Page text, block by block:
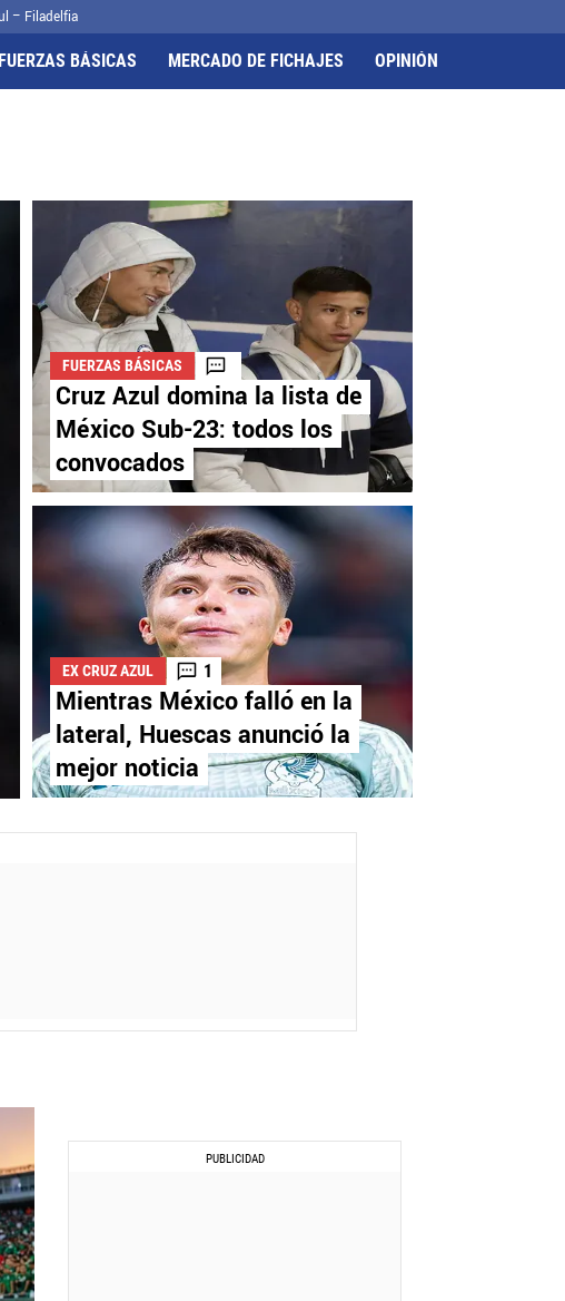
– Filadelfia
FUERZAS BÁSICAS MERCADO DE FICHAJES OPINIÓN
FUERZAS BÁSICAS
Cruz Azul domina la lista de
México Sub-23: todos los
convocados
EX CRUZ AZUL 1
Mientras México falló en la
lateral, Huescas anunció la
mejor noticia